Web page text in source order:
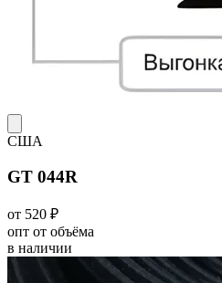
США
GT 044R
от 520 ₽
опт от объёма
в наличии